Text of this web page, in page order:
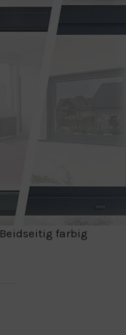
Beidseitig farbig